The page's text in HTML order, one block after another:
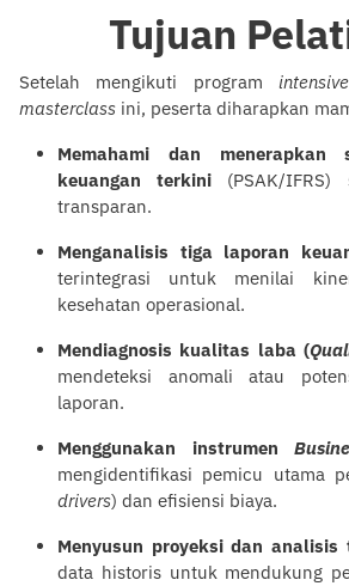
Tujuan
Setelah mengikuti program
masterclass ini, peserta diharapkan
Memahami dan menerapkan
keuangan terkini (PSAK/
transparan.
Menganalisis tiga laporan
terintegrasi untuk menilai
kesehatan operasional.
Mendiagnosis kualitas laba (
mendeteksi anomali atau
laporan.
Menggunakan instrumen
mengidentifikasi pemicu utama
drivers) dan efisiensi biaya.
Menyusun proyeksi dan analisis
data historis untuk mendukung